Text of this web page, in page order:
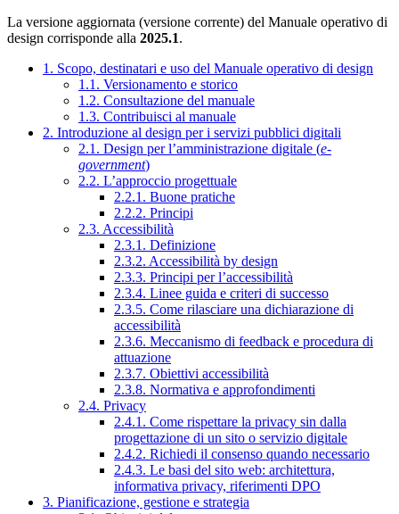
La versione aggiornata (versione corrente) del Manuale operativo di
design corrisponde alla 2025.1.
1. Scopo, destinatari e uso del Manuale operativo di design
1.1. Versionamento e storico
1.2. Consultazione del manuale
1.3. Contribuisci al manuale
2. Introduzione al design per i servizi pubblici digitali
2.1. Design per l’amministrazione digitale (e-
government)
2.2. L’approccio progettuale
2.2.1. Buone pratiche
2.2.2. Principi
2.3. Accessibilità
2.3.1. Definizione
2.3.2. Accessibilità by design
2.3.3. Principi per l’accessibilità
2.3.4. Linee guida e criteri di successo
2.3.5. Come rilasciare una dichiarazione di
accessibilità
2.3.6. Meccanismo di feedback e procedura di
attuazione
2.3.7. Obiettivi accessibilità
2.3.8. Normativa e approfondimenti
2.4. Privacy
2.4.1. Come rispettare la privacy sin dalla
progettazione di un sito o servizio digitale
2.4.2. Richiedi il consenso quando necessario
2.4.3. Le basi del sito web: architettura,
informativa privacy, riferimenti DPO
3. Pianificazione, gestione e strategia